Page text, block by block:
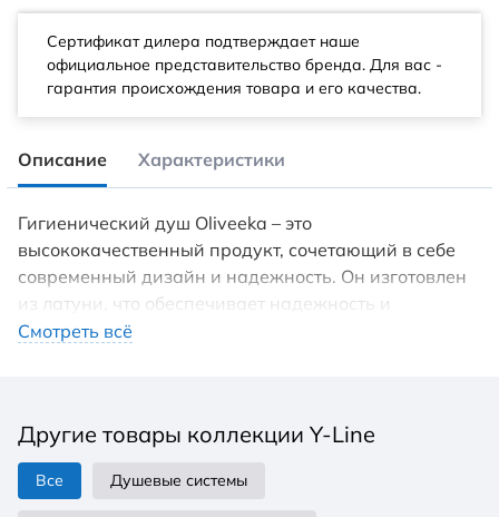
Сертификат дилера подтверждает наше
официальное представительство бренда. Для вас -
гарантия происхождения товара и его качества.
Описание Характеристики
Гигиенический душ Oliveeka – это
высококачественный продукт, сочетающий в себе
современный дизайн и надежность. Он изготовлен
из латуни, что обеспечивает надежность и
прочность изделия. Смеситель имеет удобный и
материалов и передовых технологий, что
обеспечивает их надежность и обслуживание.
Гигиенический душ имеет современный и стильный
Смотреть всё
Другие товары коллекции Y-Line
Все Душевые системы